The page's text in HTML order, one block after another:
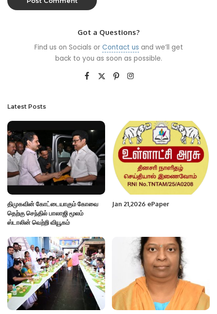
Got a Questions?
Find us on Socials or Contact us and we’ll get
back to you as soon as possible.
Latest Posts
திமுகவின் கோட்டையாகும் கோவை
தெற்கு செந்தில் பாலாஜி மூலம்
ஸ்டாலின் வெற்றி வியூகம்
Jan 21,2026 ePaper